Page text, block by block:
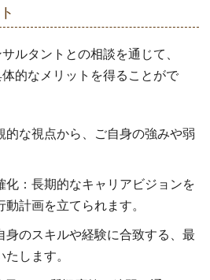
ルタントとの相談を通じて、
的なメリットを得ることがで
的な視点から、ご自身の強みや弱
化：長期的なキャリアビジョンを
計画を立てられます。
身のスキルや経験に合致する、最
します。